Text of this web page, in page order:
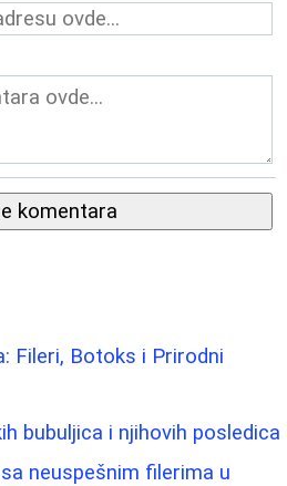
komentara
Fileri, Botoks i Prirodni
bubuljica i njihovih posledica
neuspešnim filerima u